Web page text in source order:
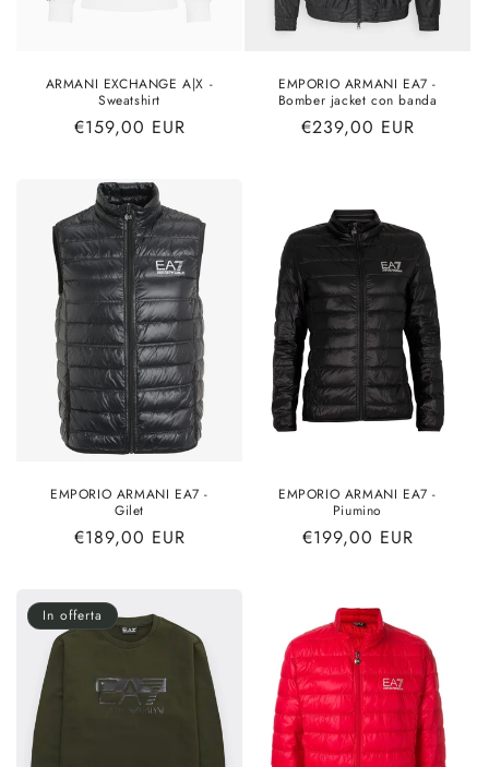
ARMANI EXCHANGE A|X -
Sweatshirt
Prezzo
listino
€159,00 EUR
EMPORIO ARMANI EA7 -
Bomber jacket con banda
Prezzo
€239,00 EUR
EMPORIO ARMANI EA7 -
Gilet
Prezzo
€189,00 EUR
EMPORIO ARMANI EA7 -
Piumino
Prezzo
€199,00 EUR
In offerta